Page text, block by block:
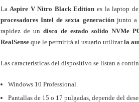
La Aspire V Nitro Black Edition es la laptop
procesadores Intel de sexta generaciónjunto a
rapidez de un disco de estado solido NVMe
RealSenseque le permitirá al usuario utilizarla
Las características del dispositivo se listan a
Windows 10 Professional.
Pantallas de 15 o 17 pulgadas, depende del